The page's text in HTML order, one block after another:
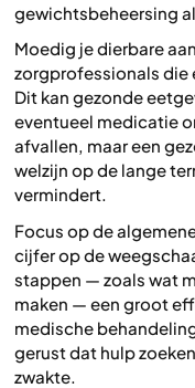
gewichtsbeheersing
Moedig je dierbare
zorgprofessionals die
Dit kan gezonde
eventueel medicatie
afvallen, maar een
welzijn op de lange
vermindert.
Focus op de
cijfer op de
stappen — zoals wat
maken — een groot
medische
gerust dat hulp
zwakte.